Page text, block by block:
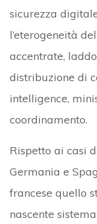
sicurezza
l’eterogeneità
accentrate,
distribuzione di
intelligence,
coordinamento.
Rispetto ai casi
Germania e
francese quello
nascente